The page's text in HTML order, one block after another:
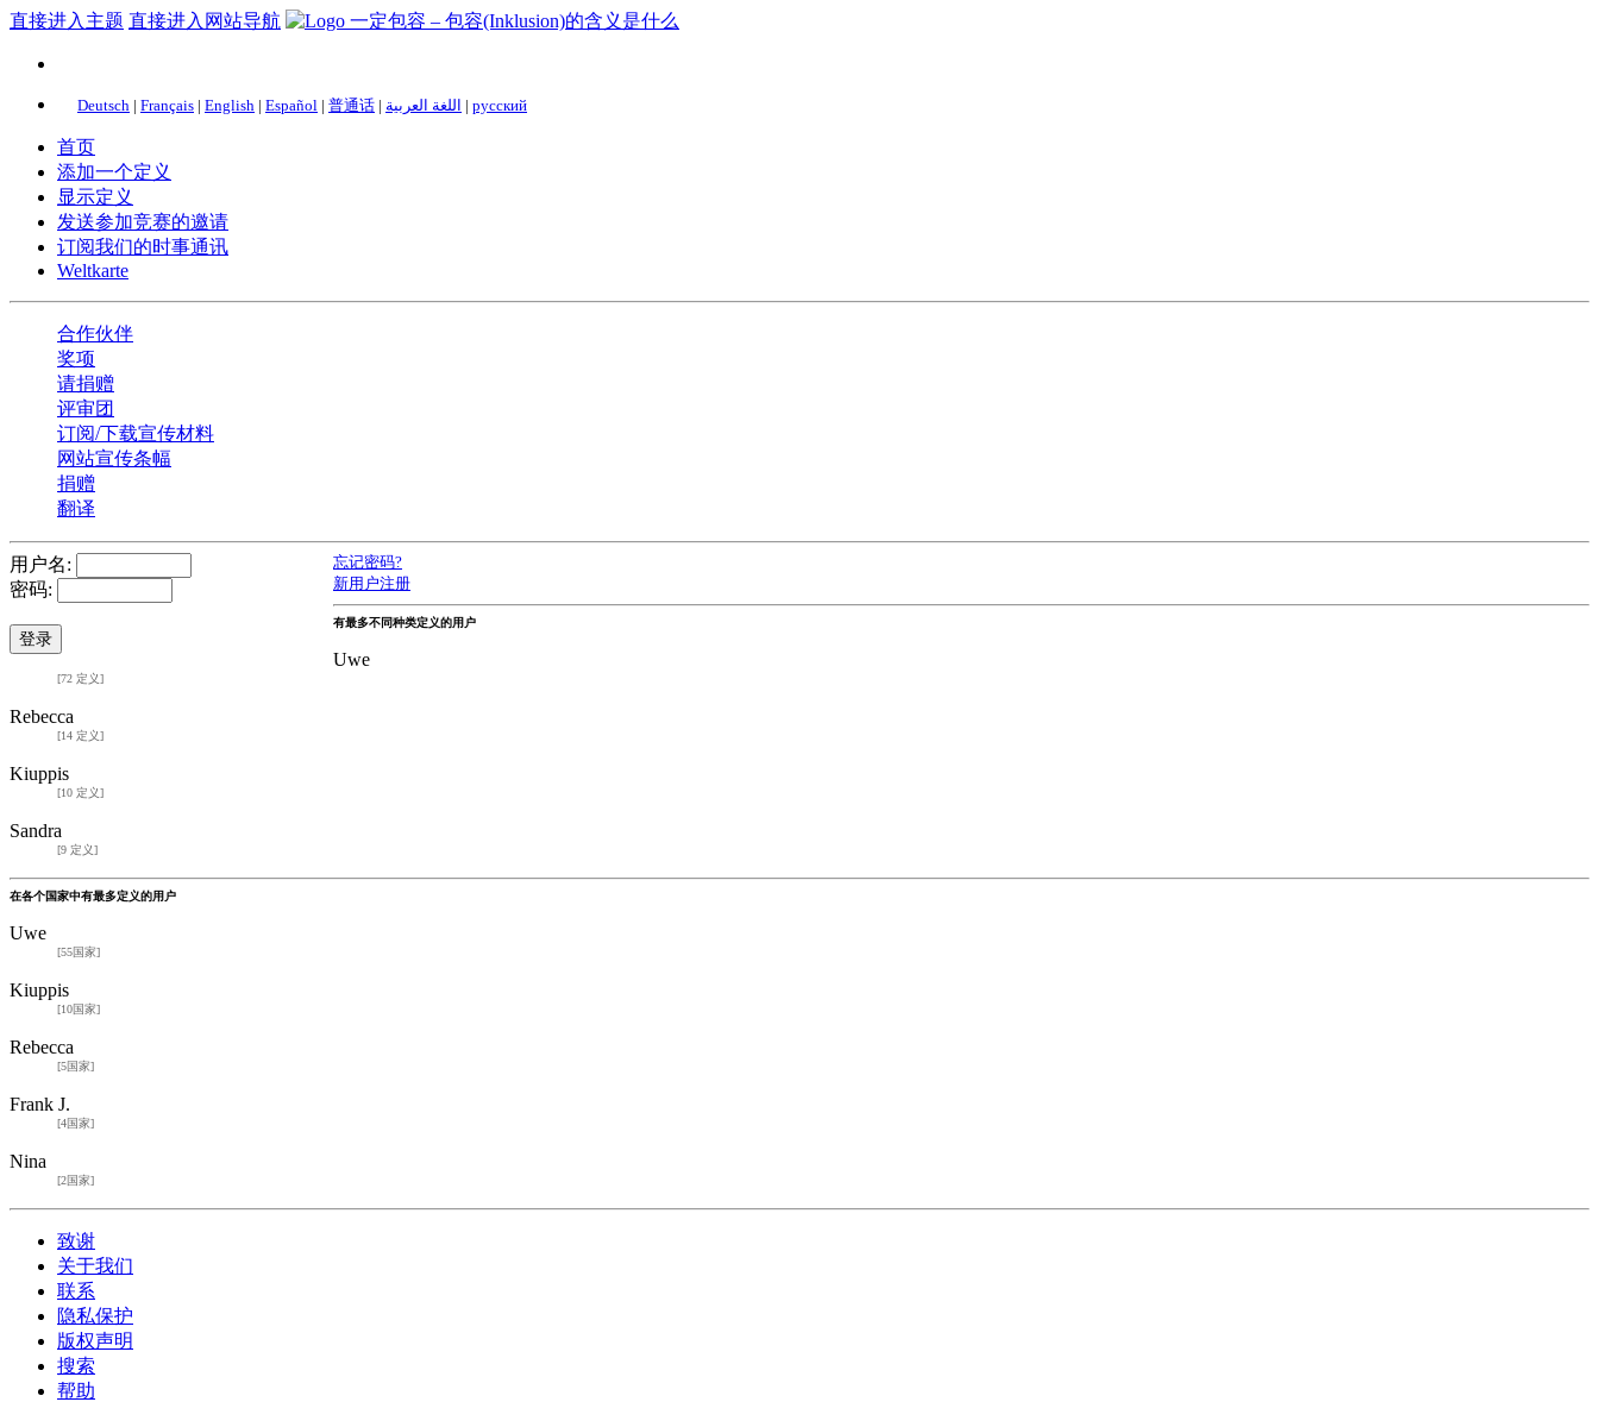
直接进入主题 直接进入网站导航
Deutsch | Français | English | Español | 普通话 | اللغة العربية | русский
首页
添加一个定义
显示定义
发送参加竞赛的邀请
订阅我们的时事通讯
Weltkarte
合作伙伴
奖项
请捐赠
评审团
订阅/下载宣传材料
网站宣传条幅
捐赠
翻译
用户名:
密码:
忘记密码?
新用户注册
有最多不同种类定义的用户
Uwe
[72 定义]
Rebecca
[14 定义]
Kiuppis
[10 定义]
Sandra
[9 定义]
在各个国家中有最多定义的用户
Uwe
[55国家]
Kiuppis
[10国家]
Rebecca
[5国家]
Frank J.
[4国家]
Nina
[2国家]
致谢
关于我们
联系
隐私保护
版权声明
搜索
帮助